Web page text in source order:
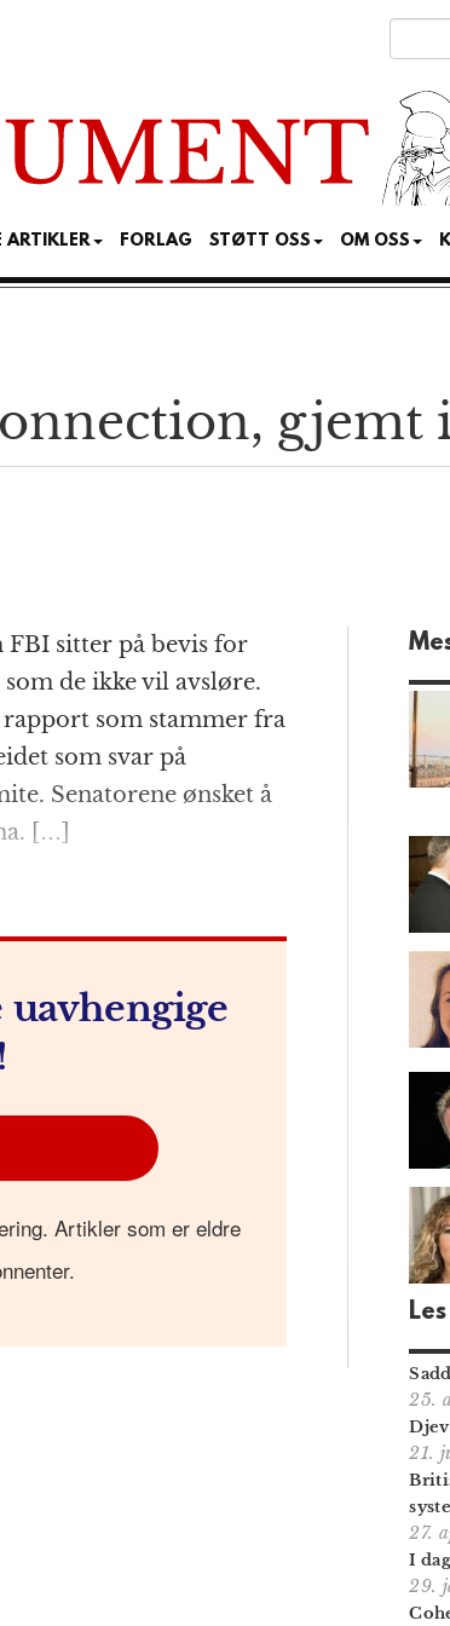
ARTIKLER FORLAG STØTT OSS OM OSS
gjemt i
sitter på bevis for
de ikke vil avsløre.
som stammer fra
som svar på
Senatorene ønsket å
[…]
uavhengige
Artikler som er eldre
25.
21.
27.
I
29.